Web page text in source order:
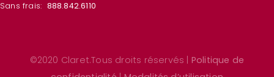
Sans frais: 888.842.6110
©2020 Claret.Tous droits réservés | Politique de